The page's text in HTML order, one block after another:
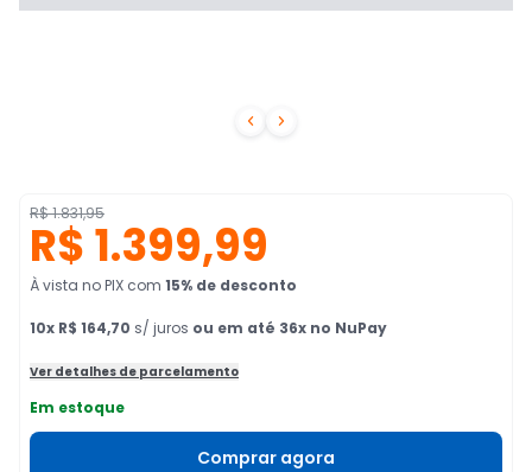
 
R$ 1.831,95
R$ 1.399,99
À vista no PIX com 15% de desconto
10x R$ 164,70 s/ juros ou em até 36x no NuPay
Ver detalhes de parcelamento
Em estoque
Comprar agora